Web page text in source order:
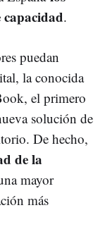
.
puedan
la conocida
el primero
solución de
De hecho,
de la
mayor
más